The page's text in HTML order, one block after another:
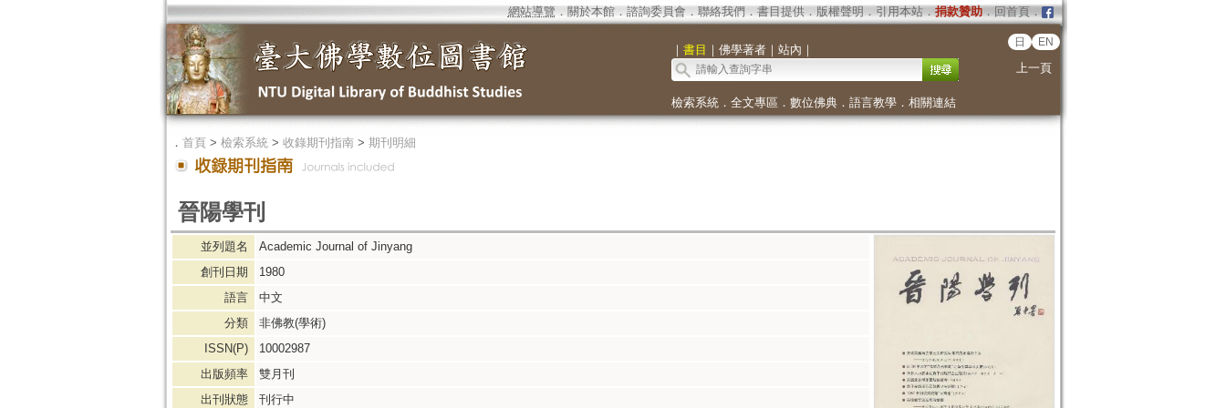
網站導覽 ． 關於本館． 諮詢委員會 ． 聯絡我們 ． 書目提供． 版權聲明． 引用本站．捐款贊助．回首頁．
｜ 書目 ｜ 佛學著者｜ 站內 ｜
日 EN
上一頁
檢索系統． 全文專區 ． 數位佛典． 語言教學． 相關連結
． 首頁> 檢索系統> 收錄期刊指南> 期刊明細
晉陽學刊
並列題名
Academic Journal of Jinyang
創刊日期
1980
語言
中文
分類
非佛教(學術)
ISSN(P)
10002987
出版頻率
雙月刊
出刊狀態
刊行中